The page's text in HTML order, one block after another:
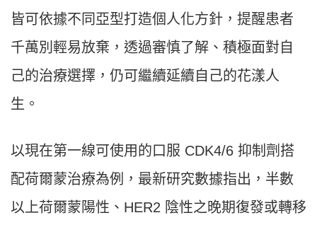
皆可依據不同亞型打造個人化方針，提醒患者
千萬別輕易放棄，透過審慎了解、積極面對自
己的治療選擇，仍可繼續延續自己的花漾人
生。
以現在第一線可使用的口服 CDK4/6 抑制劑搭
配荷爾蒙治療為例，最新研究數據指出，半數
以上荷爾蒙陽性、HER2 陰性之晚期復發或轉移